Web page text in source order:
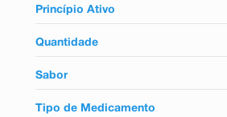
Não
Princípio Ativo
Vitamin k2
Cálcio
Magnésio
Magnésio Quelato
Vitamina D3
Quantidade
120 Comprimidos
30 Comprimidos
60 Comprimidos
Sabor
Limão
Tipo de Medicamento